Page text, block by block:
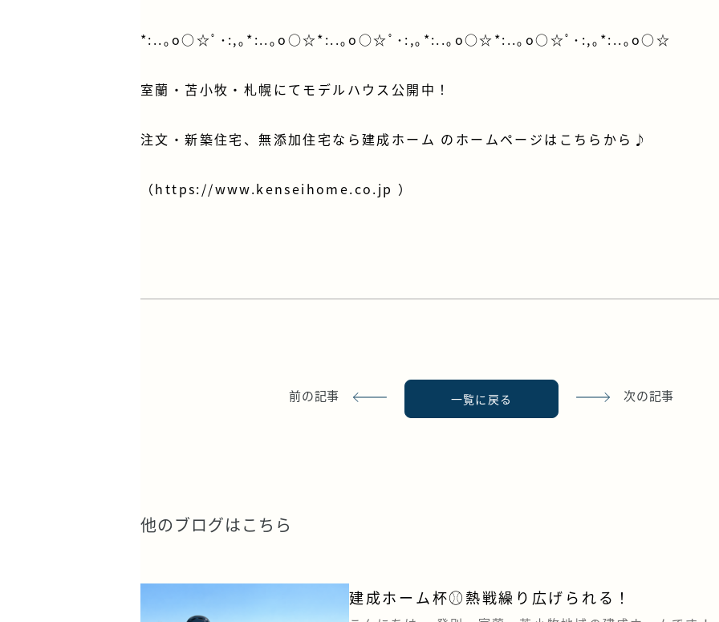
*:..｡o○☆ﾟ･:,｡*:..｡o○☆*:..｡o○☆ﾟ･:,｡*:..｡o○☆*:..｡o○☆ﾟ･:,｡*:..｡o○☆
室蘭・苫小牧・札幌にてモデルハウス公開中！
注文・新築住宅、無添加住宅なら建成ホーム のホームページはこちらから♪
（https://www.kenseihome.co.jp ）
前の記事 一覧に戻る 次の記事
他のブログはこちら
建成ホーム杯⚾熱戦繰り広げられる！